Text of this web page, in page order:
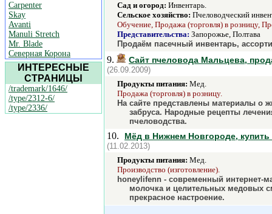
Carpenter
Skay
Avanti
Manuli Stretch
Mr. Blade
Северная Корона
ИНТЕРЕСНЫЕ
СТРАНИЦЫ
/trademark/1646/
/type/2312-6/
/type/2336/
Сад и огород: Инвентарь.
Сельское хозяйство: Пчеловодческий
Обучение, Продажа (торговля) в розницу,
Представительства: Запорожье, Полтава
Продаём пасечный инвентарь,
9. Сайт пчеловода Мальцева,
(26.09.2009)
Продукты питания: Мед.
Продажа (торговля) в розницу.
На сайте представлены материалы о
забруса. Народные рецепты
пчеловодства.
10. Мёд в Нижнем Новгороде, купить
(11.02.2013)
Продукты питания: Мед.
Производство (изготовление).
honeylifenn - современный интернет-
молочка и целительных медовых
прекрасное настроение.